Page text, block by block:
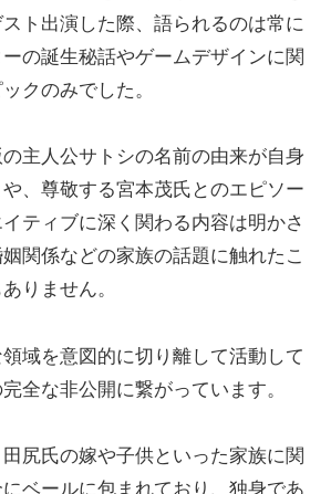
ト出演した際、語られるのは常に
の誕生秘話やゲームデザインに関
クのみでした。
主人公サトシの名前の由来が自身
、尊敬する宮本茂氏とのエピソー
イティブに深く関わる内容は明かさ
関係などの家族の話題に触れたこ
りません。
域を意図的に切り離して活動して
全な非公開に繋がっています。
尻氏の嫁や子供といった家族に関
ベールに包まれており、独身であ